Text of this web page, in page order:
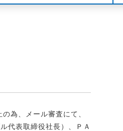
為、メール審査にて、
代表取締役社長）、ＰＡ